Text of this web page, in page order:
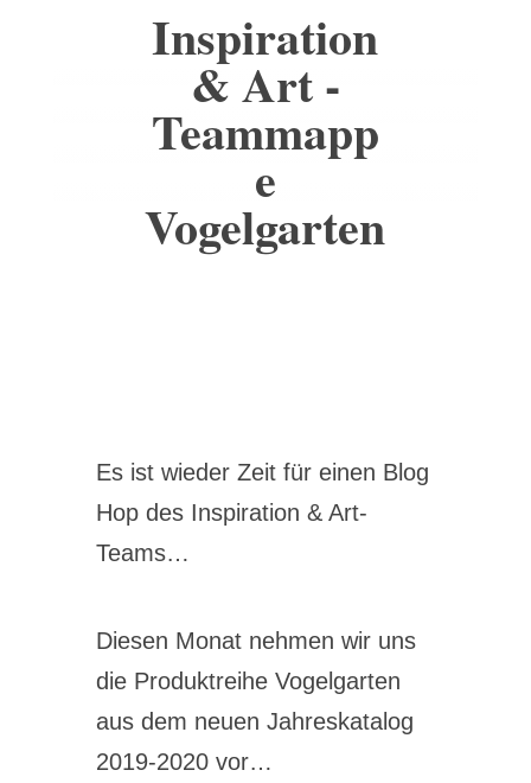
Inspiration
& Art -
Teammapp
e
Vogelgarten
Es ist wieder Zeit für einen Blog
Hop des Inspiration & Art-
Teams…
Diesen Monat nehmen wir uns
die Produktreihe Vogelgarten
aus dem neuen Jahreskatalog
2019-2020 vor…